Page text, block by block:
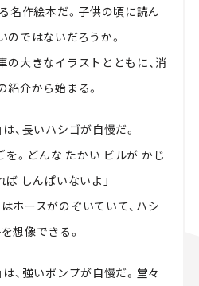
名作絵本だ。子供の頃に読ん
のではないだろうか。
の大きなイラストとともに、消
介から始まる。
、長いハシゴが自慢だ。
を。どんな たかい ビルが かじ
ば しんぱいないよ」
ホースがのぞいていて、ハシ
想像できる。
、強いポンプが自慢だ。堂々